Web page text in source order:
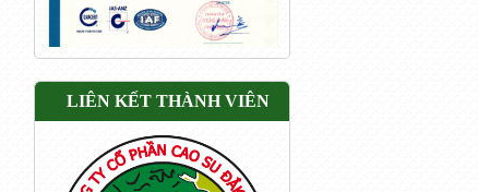
LIÊN KẾT THÀNH VIÊN